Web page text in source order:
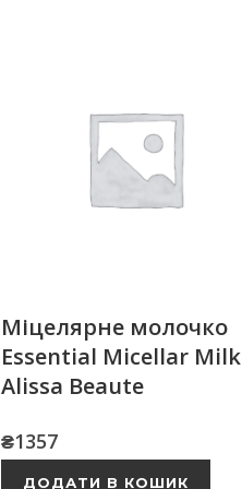
Міцелярне молочко
Essential Micellar Milk
Alissa Beaute
₴1357
ДОДАТИ В КОШИК